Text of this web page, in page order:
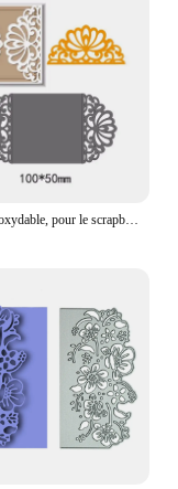
En acier inoxydable, pour le scrapbooking